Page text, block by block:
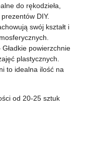
do rękodzieła,
DIY.
swój kształt i
Gładkie powierzchnie
plastycznych.
to idealna ilość na
od 20-25 sztuk